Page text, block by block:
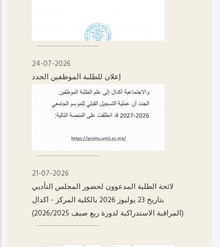
24-07-2026
إعلان للطلبة الموظفين الجدد
21-07-2026
لائحة الطلبة المدعوون لحضور المجلس التأديي
بتاريخ 23 يوليوز 2026 بالكلية المركز - اکدال
(المراقبة الاستدراكية لدورة ربع صيف 2026/2025)